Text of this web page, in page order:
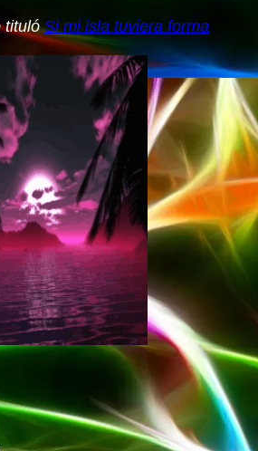
titulóSi mi isla tuviera forma